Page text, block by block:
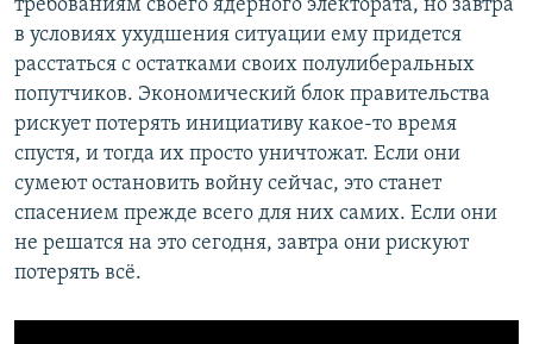
требованиям своего ядерного электората, но завтра
в условиях ухудшения ситуации ему придется
расстаться с остатками своих полулиберальных
попутчиков. Экономический блок правительства
рискует потерять инициативу какое-то время
спустя, и тогда их просто уничтожат. Если они
сумеют остановить войну сейчас, это станет
спасением прежде всего для них самих. Если они
не решатся на это сегодня, завтра они рискуют
потерять всё.